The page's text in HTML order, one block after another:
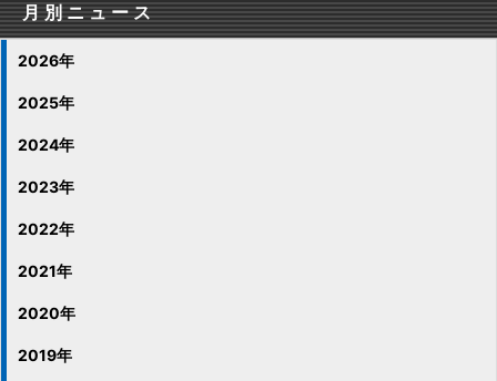
月別ニュース
2026年
2025年
2024年
2023年
2022年
2021年
2020年
2019年